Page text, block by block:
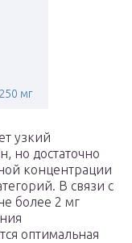
мг
узкий
но достаточно
концентрации
В связи с
более 2 мг
оптимальная